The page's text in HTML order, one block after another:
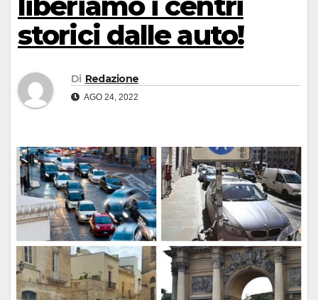
storici dalle auto!
Di Redazione
AGO 24, 2022